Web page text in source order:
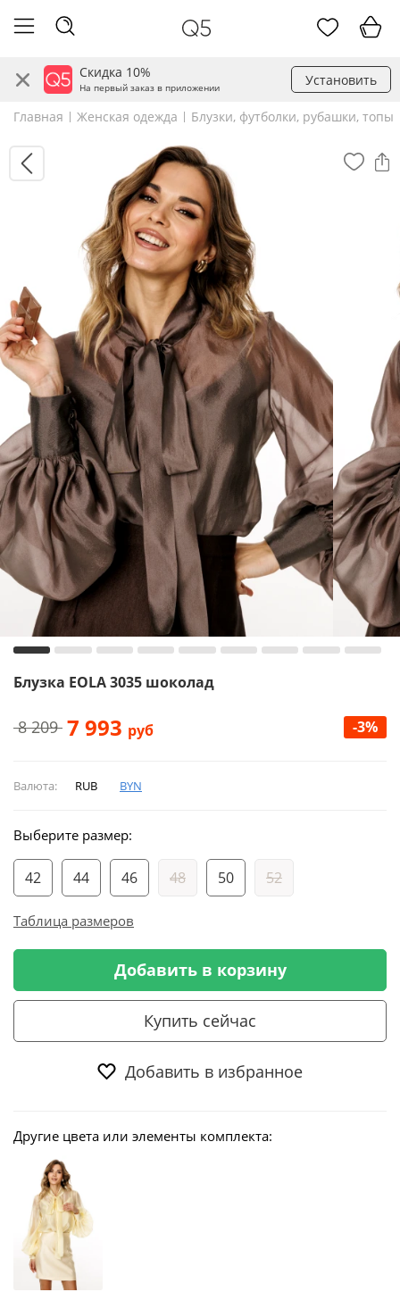
Скидка 10%
На первый заказ в приложении Установить
Главная Женская одежда Блузки, футболки, рубашки, топы
Блузка EOLA 3035 шоколад
8 209 7 993 руб -3%
Валюта: RUB BYN
Выберите размер:
42 44 46 48 50 52
Таблица размеров
Добавить в корзину
Купить сейчас
Добавить в избранное
Другие цвета или элементы комплекта: